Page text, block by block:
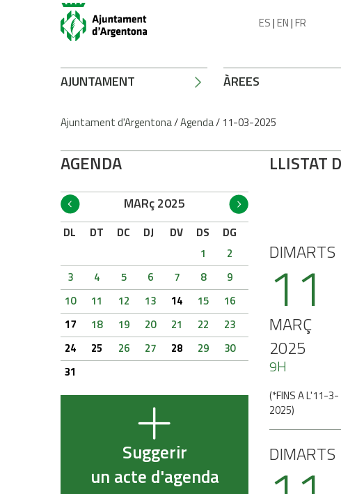
ES|EN|FR
AJUNTAMENT ÀREES
Ajuntament d'Argentona/Agenda/ 11-03-2025
AGENDA
MARç 2025
DL DT DC DJ DV DS
DG
1
2
3
4 5 6 7 8
9
10
11 12 13 14 15
16
17
18 19 20 21 22
23
24
25 26 27 28 29
30
31
Suggerir
un acte d'agenda
LLISTAT
DIMARTS
11
MARÇ
2025
9H
(*FINS A L'11-3-
2025)
DIMARTS